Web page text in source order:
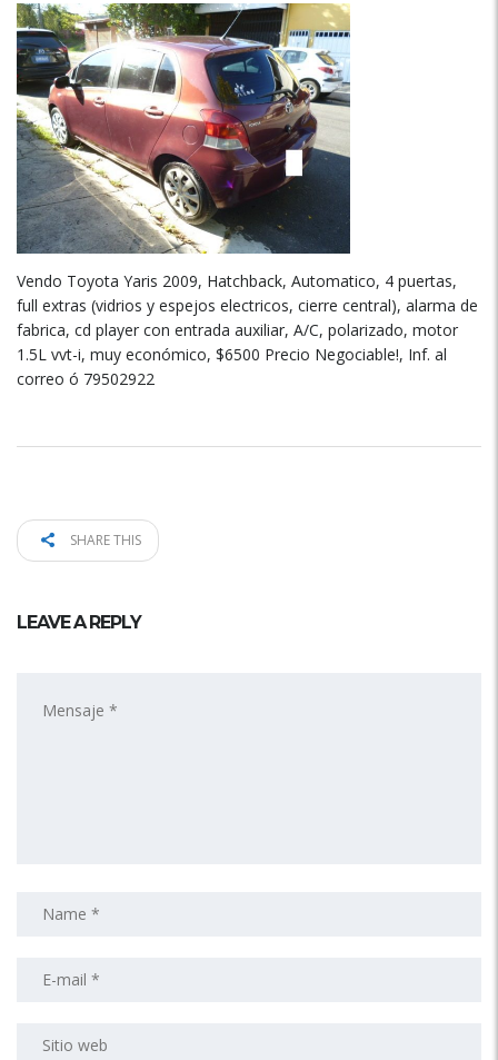
Vendo Toyota Yaris 2009, Hatchback, Automatico, 4 puertas,
full extras (vidrios y espejos electricos, cierre central), alarma de
fabrica, cd player con entrada auxiliar, A/C, polarizado, motor
1.5L vvt-i, muy económico, $6500 Precio Negociable!, Inf. al
correo ó 79502922
SHARE THIS
LEAVE A REPLY